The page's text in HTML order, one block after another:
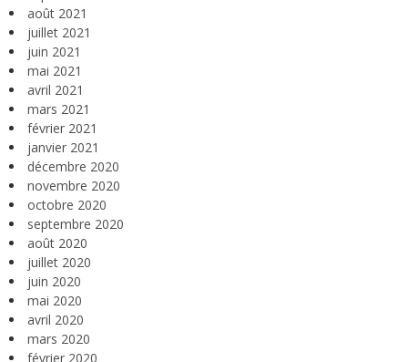
août 2021
juillet 2021
juin 2021
mai 2021
avril 2021
mars 2021
février 2021
janvier 2021
décembre 2020
novembre 2020
octobre 2020
septembre 2020
août 2020
juillet 2020
juin 2020
mai 2020
avril 2020
mars 2020
février 2020